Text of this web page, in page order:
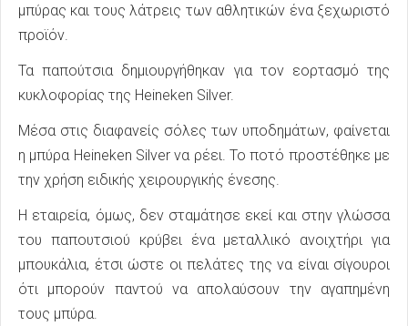
μπύρας και τους λάτρεις των αθλητικών ένα ξεχωριστό
προϊόν.
Τα παπούτσια δημιουργήθηκαν για τον εορτασμό της
κυκλοφορίας της Heineken Silver.
Μέσα στις διαφανείς σόλες των υποδημάτων, φαίνεται
η μπύρα Heineken Silver να ρέει. Το ποτό προστέθηκε με
την χρήση ειδικής χειρουργικής ένεσης.
Η εταιρεία, όμως, δεν σταμάτησε εκεί και στην γλώσσα
του παπουτσιού κρύβει ένα μεταλλικό ανοιχτήρι για
μπουκάλια, έτσι ώστε οι πελάτες της να είναι σίγουροι
ότι μπορούν παντού να απολαύσουν την αγαπημένη
τους μπύρα.